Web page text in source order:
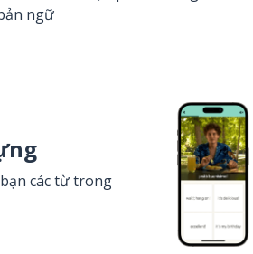
ngữ
các từ trong